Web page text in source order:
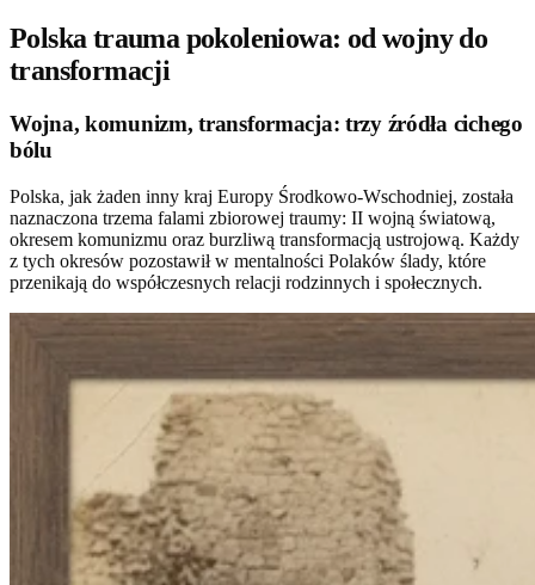
Polska trauma pokoleniowa: od wojny do
transformacji
Wojna, komunizm, transformacja: trzy źródła cichego
bólu
Polska, jak żaden inny kraj Europy Środkowo-Wschodniej, została
naznaczona trzema falami zbiorowej traumy: II wojną światową,
okresem komunizmu oraz burzliwą transformacją ustrojową. Każdy
z tych okresów pozostawił w mentalności Polaków ślady, które
przenikają do współczesnych relacji rodzinnych i społecznych.